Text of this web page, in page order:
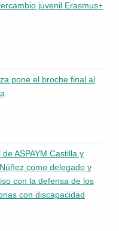
juvenil Erasmus+
pone el broche final al
ASPAYM Castilla y
como delegado y
con la defensa de los
con discapacidad